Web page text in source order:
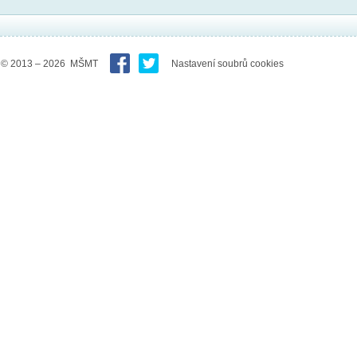
© 2013 – 2026 MŠMT Nastavení soubrů cookies